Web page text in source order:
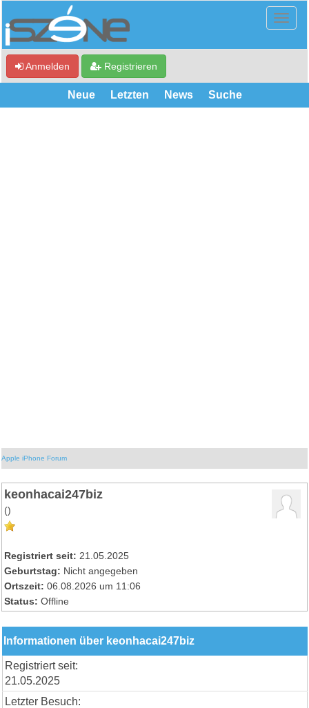
Anmelden Registrieren
Neue Letzten News Suche
Apple iPhone Forum
keonhacai247biz
()
Registriert seit: 21.05.2025
Geburtstag: Nicht angegeben
Ortszeit: 06.08.2026 um 11:06
Status: Offline
Informationen über keonhacai247biz
Registriert seit:
21.05.2025
Letzter Besuch: